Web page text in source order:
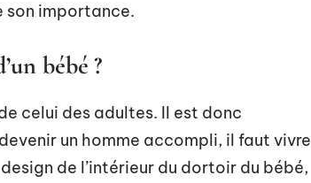
son importance.
bébé ?
celui des adultes. Il est donc
un homme accompli, il faut vivre
de l’intérieur du dortoir du bébé,